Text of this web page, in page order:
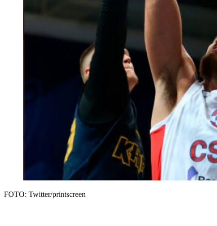
FOTO: Twitter/printscreen